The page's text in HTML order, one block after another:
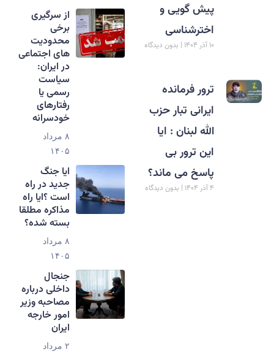
پیش گویی و
اخترشناسی
۱۰ آذر ۱۴۰۴ بدون دیدگاه
ترور فرمانده
ایرانی تبار حزب
الله لبنان : ایا
این ترور بی
پاسخ می ماند؟
۴ آذر ۱۴۰۴ بدون دیدگاه
از سرگیری
برخی
محدودیت
های اجتماعی
در ایران:
سیاست
رسمی یا
رفتارهای
خودسرانه
۸ مرداد
۱۴۰۵
ایا جنگ
جدید در راه
است ؟ایا راه
مذاکره مطلقا
بسته شده؟
۸ مرداد
۱۴۰۵
جنجال
داخلی درباره
مصاحبه وزیر
امور خارجه
ایران
۲ مرداد